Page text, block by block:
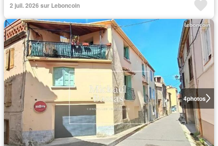
2 juil. 2026 sur Leboncoin
4photos